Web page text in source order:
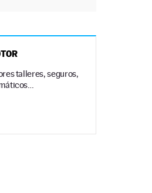
talleres, seguros,